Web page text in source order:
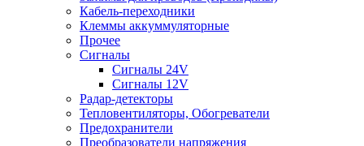
Кабель-переходники
Клеммы аккуммуляторные
Прочее
Сигналы
Сигналы 24V
Сигналы 12V
Радар-детекторы
Тепловентиляторы, Обогреватели
Предохранители
Преобразователи напряжения